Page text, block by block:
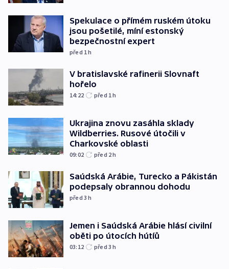
Spekulace o přímém ruském útoku
jsou pošetilé, míní estonský
bezpečnostní expert
před 1h
V bratislavské rafinerii Slovnaft
hořelo
14:22 před 1h
Ukrajina znovu zasáhla sklady
Wildberries. Rusové útočili v
Charkovské oblasti
09:02 před 2h
Saúdská Arábie, Turecko a Pákistán
podepsaly obrannou dohodu
před 3h
Jemen i Saúdská Arábie hlásí civilní
oběti po útocích hútíů
03:12 před 3h